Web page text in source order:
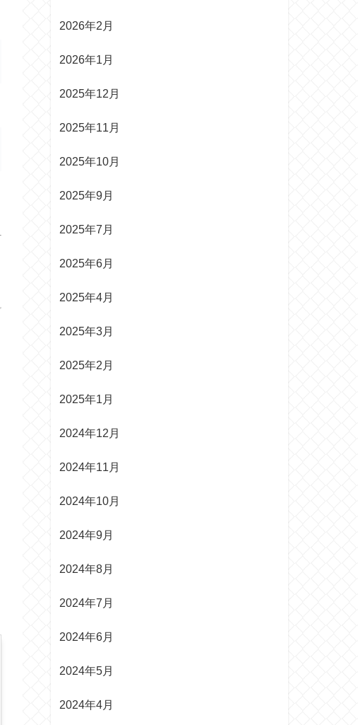
2026年2月
2026年1月
2025年12月
2025年11月
2025年10月
2025年9月
2025年7月
2025年6月
2025年4月
2025年3月
2025年2月
2025年1月
2024年12月
2024年11月
2024年10月
2024年9月
2024年8月
2024年7月
2024年6月
2024年5月
2024年4月